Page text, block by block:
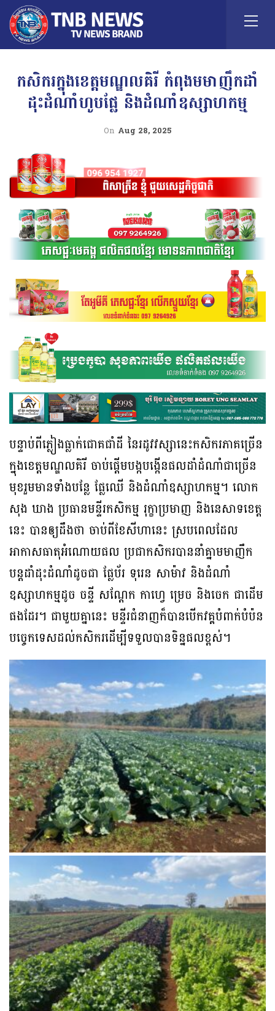
កសិករក្នុងខេត្តមណ្ឌលគិរី កំពុងមមាញឹកដាំ
ដុះដំណាំហូបផ្លែ និងដំណាំឧស្សាហកម្ម
On Aug 28, 2025
បន្ទាប់ពីភ្លៀងធ្លាក់ជោគជាំដី នៃរដូវវស្សានេះកសិករភាគច្រើន
ក្នុងខេត្តមណ្ឌលគិរី ចាប់ផ្តើមបង្កបង្កើនផលដាំដំណាំជាច្រើន
មុខរួមមានទាំងបន្លែ ផ្លែឈើ និងដំណាំឧស្សាហកម្ម។ លោក
សុង ឃាង ប្រធានមន្ទីរកសិកម្ម រុក្ខាប្រមាញ និងនេសាទខេត្ត
នេះ បានឲ្យដឹងថា ចាប់ពីខែសីហានេះ ស្របពេលដែល
អាកាសធាតុអំណោយផល ប្រជាកសិករបាននាំគ្នាមមាញឹក
បន្តដាំដុះដំណាំដូចជា ផ្លែប័រ ទុរេន សាម៉ាវ និងដំណាំ
ឧស្សាហកម្មដូច ចន្ទី សណ្តែក កាហ្វេ ម្រេច និងចេក ជាដើម
ផងដែរ។ ជាមួយគ្នានេះ មន្ទីរជំនាញក៏បានបើកវគ្គបំពាក់បំប៉ន
បច្ចេកទេសដល់កសិករដើម្បីទទួលបានទិន្នផលខ្ពស់។